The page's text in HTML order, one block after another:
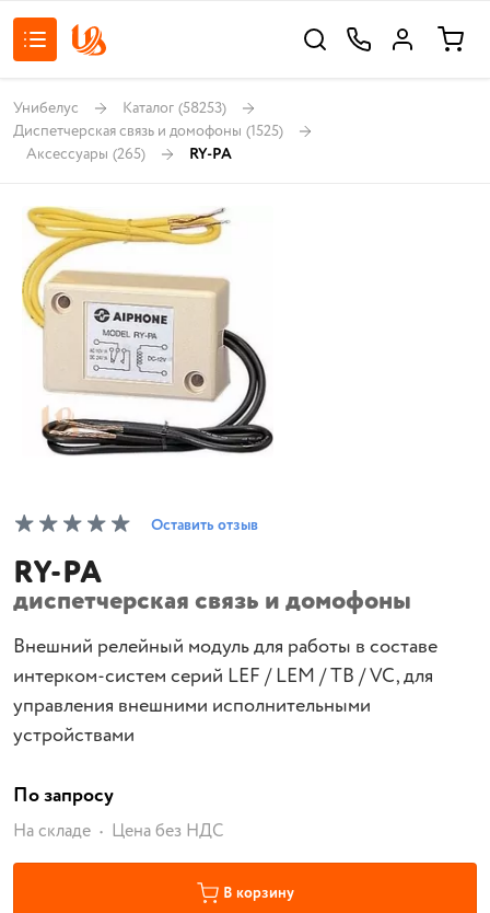
Унибелус Каталог (58253)
Диспетчерская связь и домофоны (1525)
Аксессуары (265) RY-PA
Оставить отзыв
RY-PA
диспетчерская связь и домофоны
Внешний релейный модуль для работы в составе
интерком-систем серий LEF / LEM / TB / VC, для
управления внешними исполнительными
устройствами
По запросу
На складе Цена без НДС
В корзину